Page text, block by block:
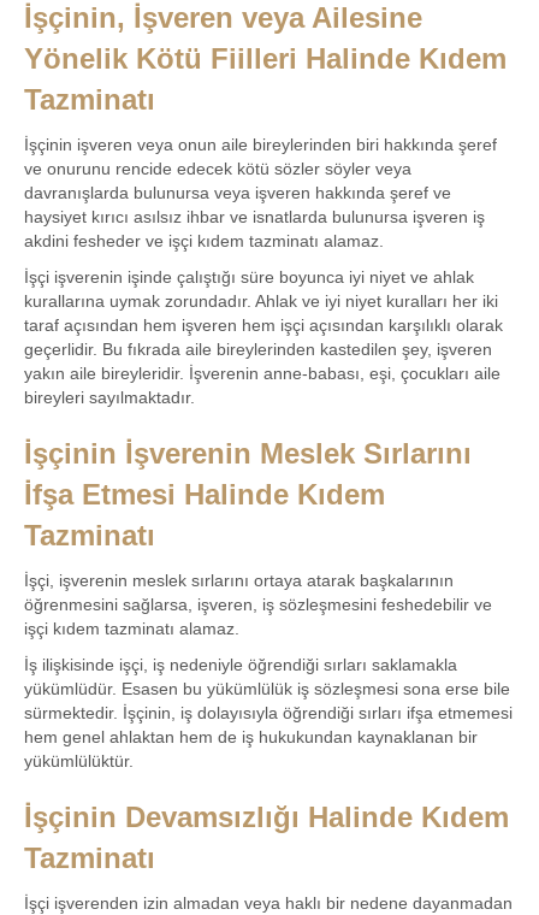
İşçinin, İşveren veya Ailesine
Yönelik Kötü Fiilleri Halinde Kıdem
Tazminatı
İşçinin işveren veya onun aile bireylerinden biri hakkında şeref
ve onurunu rencide edecek kötü sözler söyler veya
davranışlarda bulunursa veya işveren hakkında şeref ve
haysiyet kırıcı asılsız ihbar ve isnatlarda bulunursa işveren iş
akdini fesheder ve işçi kıdem tazminatı alamaz.
İşçi işverenin işinde çalıştığı süre boyunca iyi niyet ve ahlak
kurallarına uymak zorundadır. Ahlak ve iyi niyet kuralları her iki
taraf açısından hem işveren hem işçi açısından karşılıklı olarak
geçerlidir. Bu fıkrada aile bireylerinden kastedilen şey, işveren
yakın aile bireyleridir. İşverenin anne-babası, eşi, çocukları aile
bireyleri sayılmaktadır.
İşçinin İşverenin Meslek Sırlarını
İfşa Etmesi Halinde Kıdem
Tazminatı
İşçi, işverenin meslek sırlarını ortaya atarak başkalarının
öğrenmesini sağlarsa, işveren, iş sözleşmesini feshedebilir ve
işçi kıdem tazminatı alamaz.
İş ilişkisinde işçi, iş nedeniyle öğrendiği sırları saklamakla
yükümlüdür. Esasen bu yükümlülük iş sözleşmesi sona erse bile
sürmektedir. İşçinin, iş dolayısıyla öğrendiği sırları ifşa etmemesi
hem genel ahlaktan hem de iş hukukundan kaynaklanan bir
yükümlülüktür.
İşçinin Devamsızlığı Halinde Kıdem
Tazminatı
İşçi işverenden izin almadan veya haklı bir nedene dayanmadan